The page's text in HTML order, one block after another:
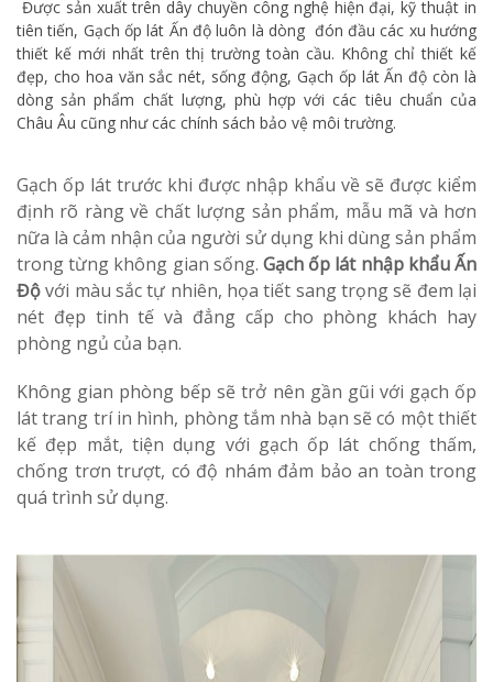
Được sản xuất trên dây chuyền công nghệ hiện đại, kỹ thuật in
tiên tiến, Gạch ốp lát Ấn độ luôn là dòng đón đầu các xu hướng
thiết kế mới nhất trên thị trường toàn cầu. Không chỉ thiết kế
đẹp, cho hoa văn sắc nét, sống động, Gạch ốp lát Ấn độ còn là
dòng sản phẩm chất lượng, phù hợp với các tiêu chuẩn của
Châu Âu cũng như các chính sách bảo vệ môi trường.
Gạch ốp lát trước khi được nhập khẩu về sẽ được kiểm
định rõ ràng về chất lượng sản phẩm, mẫu mã và hơn
nữa là cảm nhận của người sử dụng khi dùng sản phẩm
trong từng không gian sống. Gạch ốp lát nhập khẩu Ấn
Độvới màu sắc tự nhiên, họa tiết sang trọng sẽ đem lại
nét đẹp tinh tế và đẳng cấp cho phòng khách hay
phòng ngủ của bạn.
Không gian phòng bếp sẽ trở nên gần gũi với gạch ốp
lát trang trí in hình, phòng tắm nhà bạn sẽ có một thiết
kế đẹp mắt, tiện dụng với gạch ốp lát chống thấm,
chống trơn trượt, có độ nhám đảm bảo an toàn trong
quá trình sử dụng.